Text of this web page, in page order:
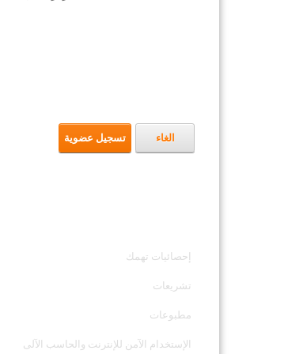
تسجيل عضوية الغاء
إحصائيات تهمك
تشريعات
مطبوعات
الإستخدام الآمن للإنترنت والحاسب الآلى